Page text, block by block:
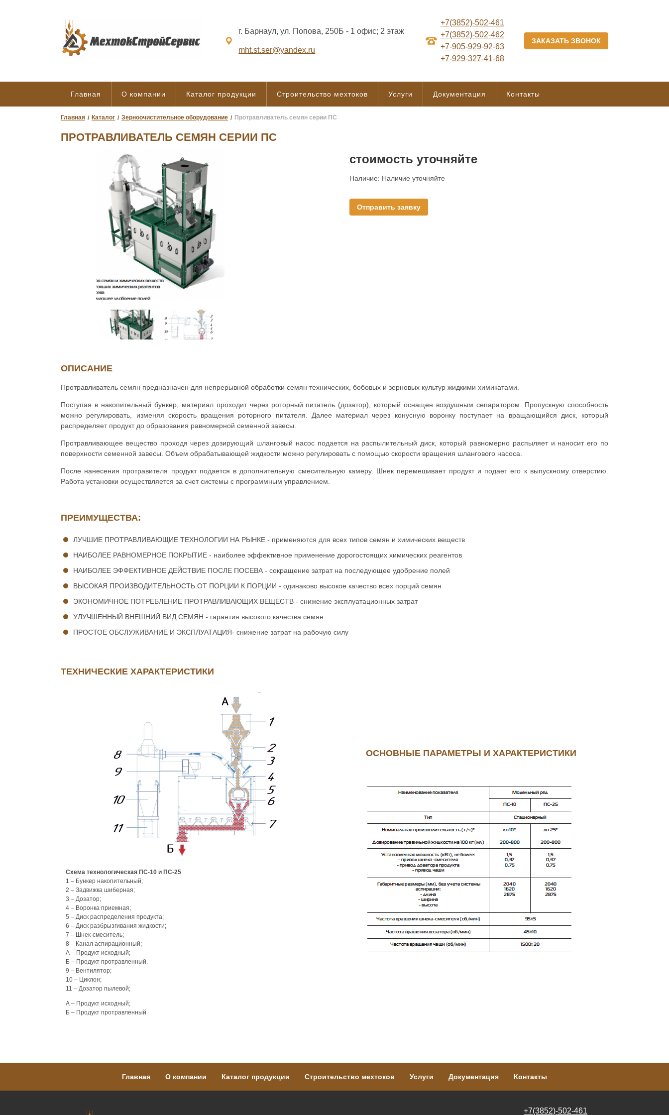
г. Барнаул, ул. Попова, 250Б - 1 офис; 2 этаж
mht.st.ser@yandex.ru
+7(3852)-502-461
+7(3852)-502-462
+7-905-929-92-63
+7-929-327-41-68
ЗАКАЗАТЬ ЗВОНОК
Главная О компании Каталог продукции Строительство мехтоков Услуги Документация Контакты
Главная Каталог Зерноочистительное оборудование Протравливатель семян серии ПС
ПРОТРАВЛИВАТЕЛЬ СЕМЯН СЕРИИ ПС
стоимость уточняйте
Наличие: Наличие уточняйте
Отправить заявку
ОПИСАНИЕ
Протравливатель семян предназначен для непрерывной обработки семян технических, бобовых и зерновых культур жидкими химикатами.
Поступая в накопительный бункер, материал проходит через роторный питатель (дозатор), который оснащен воздушным сепаратором. Пропускную способность
можно регулировать, изменяя скорость вращения роторного питателя. Далее материал через конусную воронку поступает на вращающийся диск, который
распределяет продукт до образования равномерной семенной завесы.
Протравливающее вещество проходя через дозирующий шланговый насос подается на распылительный диск, который равномерно распыляет и наносит его по
поверхности семенной завесы. Объем обрабатывающей жидкости можно регулировать с помощью скорости вращения шлангового насоса.
После нанесения протравителя продукт подается в дополнительную смесительную камеру. Шнек перемешивает продукт и подает его к выпускному отверстию.
Работа установки осуществляется за счет системы с программным управлением.
ПРЕИМУЩЕСТВА:
ЛУЧШИЕ ПРОТРАВЛИВАЮЩИЕ ТЕХНОЛОГИИ НА РЫНКЕ - применяются для всех типов семян и химических веществ
НАИБОЛЕЕ РАВНОМЕРНОЕ ПОКРЫТИЕ - наиболее эффективное применение дорогостоящих химических реагентов
НАИБОЛЕЕ ЭФФЕКТИВНОЕ ДЕЙСТВИЕ ПОСЛЕ ПОСЕВА - сокращение затрат на последующее удобрение полей
ВЫСОКАЯ ПРОИЗВОДИТЕЛЬНОСТЬ ОТ ПОРЦИИ К ПОРЦИИ - одинаково высокое качество всех порций семян
ЭКОНОМИЧНОЕ ПОТРЕБЛЕНИЕ ПРОТРАВЛИВАЮЩИХ ВЕЩЕСТВ - снижение эксплуатационных затрат
УЛУЧШЕННЫЙ ВНЕШНИЙ ВИД СЕМЯН - гарантия высокого качества семян
ПРОСТОЕ ОБСЛУЖИВАНИЕ И ЭКСПЛУАТАЦИЯ- снижение затрат на рабочую силу
ТЕХНИЧЕСКИЕ ХАРАКТЕРИСТИКИ
Схема технологическая ПС-10 и ПС-25
1 – Бункер накопительный;
2 – Задвижка шиберная;
3 – Дозатор;
4 – Воронка приемная;
5 – Диск распределения продукта;
6 – Диск разбрызгивания жидкости;
7 – Шнек-смеситель;
8 – Канал аспирационный;
А – Продукт исходный;
Б – Продукт протравленный.
9 – Вентилятор;
10 – Циклон;
11 – Дозатор пылевой;
А – Продукт исходный;
Б – Продукт протравленный
ОСНОВНЫЕ ПАРАМЕТРЫ И ХАРАКТЕРИСТИКИ
Главная О компании Каталог продукции Строительство мехтоков Услуги Документация Контакты
+7(3852)-502-461